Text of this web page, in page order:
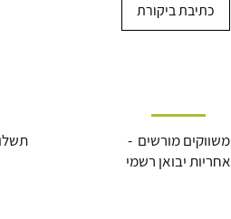
כתיבת ביקורת
משווקים מורשים -
אחריות יבואן רשמי